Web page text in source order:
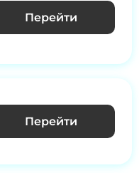
Перейти
Перейти